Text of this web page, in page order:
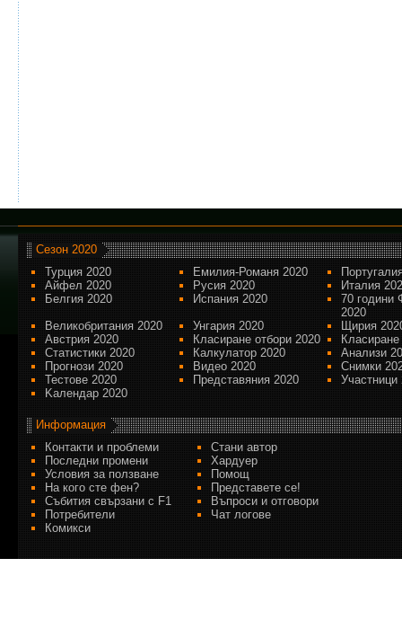
Сезон 2020
Турция 2020
Емилия-Романя 2020
Айфел 2020
Русия 2020
Италия
Белгия 2020
Испания 2020
70 години
2020
Великобритания 2020
Унгария 2020
Щирия
Австрия 2020
Класиране отбори 2020
Статистики 2020
Калкулатор 2020
Анализи
Прогнози 2020
Видео 2020
Снимки
Тестове 2020
Представяния 2020
Участници
Kалендар 2020
Информация
Контакти и проблеми
Стани автор
Последни промени
Хардуер
Условия за ползване
Помощ
На кого сте фен?
Представете се!
Събития свързани с F1
Въпроси и отговори
Потребители
Чат логове
Комикси